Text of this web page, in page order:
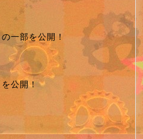
一部を公開！
公開！